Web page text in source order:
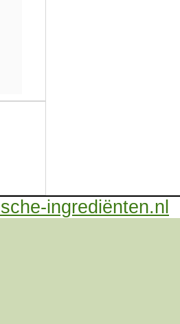
ingrediënten.nl